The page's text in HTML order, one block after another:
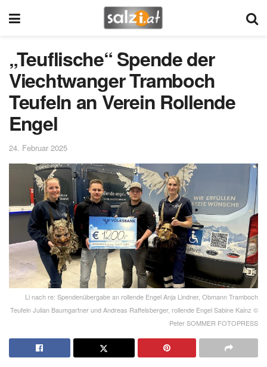
„Teuflische“ Spende der
Viechtwanger Tramboch
Teufeln an Verein Rollende
Engel
24. Februar 2025
Li nach re: Spendenübergabe an rollende Engel Anja Lindner, Obmann Tramboch
Teufeln Julian Baumgartner und Andreas Raffelsberger, rollende Engel Sabine Kainz ©
Peter SOMMER FOTOPRESS